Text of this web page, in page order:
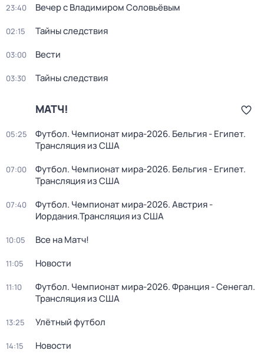
23:40 Вечер с Владимиром Соловьёвым
02:15 Тайны следствия
03:00 Вести
03:30 Тайны следствия
МАТЧ!
05:25
Футбол. Чемпионат мира-2026. Бельгия - Египет.
Трансляция из США
07:00
Футбол. Чемпионат мира-2026. Бельгия - Египет.
Трансляция из США
07:40
Футбол. Чемпионат мира-2026. Австрия -
Иордания.Трансляция из США
10:05 Все на Матч!
11:05 Новости
11:10
Футбол. Чемпионат мира-2026. Франция - Сенегал.
Трансляция из США
13:25 Улётный футбол
14:15 Новости